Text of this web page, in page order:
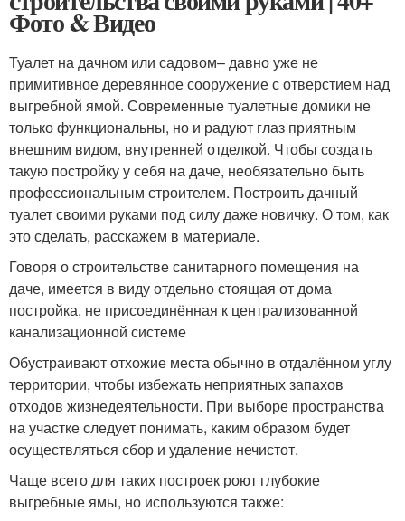
Фото & Видео
Туалет на дачном или садовом– давно уже не
примитивное деревянное сооружение с отверстием над
выгребной ямой. Современные туалетные домики не
только функциональны, но и радуют глаз приятным
внешним видом, внутренней отделкой. Чтобы создать
такую постройку у себя на даче, необязательно быть
профессиональным строителем. Построить дачный
туалет своими руками под силу даже новичку. О том, как
это сделать, расскажем в материале.
Говоря о строительстве санитарного помещения на
даче, имеется в виду отдельно стоящая от дома
постройка, не присоединённая к централизованной
канализационной системе
Обустраивают отхожие места обычно в отдалённом углу
территории, чтобы избежать неприятных запахов
отходов жизнедеятельности. При выборе пространства
на участке следует понимать, каким образом будет
осуществляться сбор и удаление нечистот.
Чаще всего для таких построек роют глубокие
выгребные ямы, но используются также: